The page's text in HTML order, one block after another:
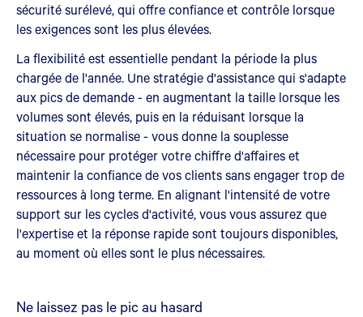
sécurité surélevé, qui offre confiance et contrôle lorsque
les exigences sont les plus élevées.
La flexibilité est essentielle pendant la période la plus
chargée de l'année. Une stratégie d'assistance qui s'adapte
aux pics de demande - en augmentant la taille lorsque les
volumes sont élevés, puis en la réduisant lorsque la
situation se normalise - vous donne la souplesse
nécessaire pour protéger votre chiffre d'affaires et
maintenir la confiance de vos clients sans engager trop de
ressources à long terme. En alignant l'intensité de votre
support sur les cycles d'activité, vous vous assurez que
l'expertise et la réponse rapide sont toujours disponibles,
au moment où elles sont le plus nécessaires.
Ne laissez pas le pic au hasard